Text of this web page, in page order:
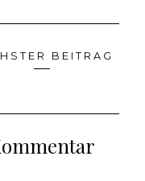
BEITRAG